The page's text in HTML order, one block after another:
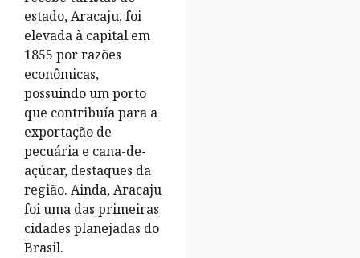
estado, Aracaju, foi
elevada à capital em
1855 por razões
econômicas,
possuindo um porto
que contribuía para a
exportação de
pecuária e cana-de-
açúcar, destaques da
região. Ainda, Aracaju
foi uma das primeiras
cidades planejadas do
Brasil.